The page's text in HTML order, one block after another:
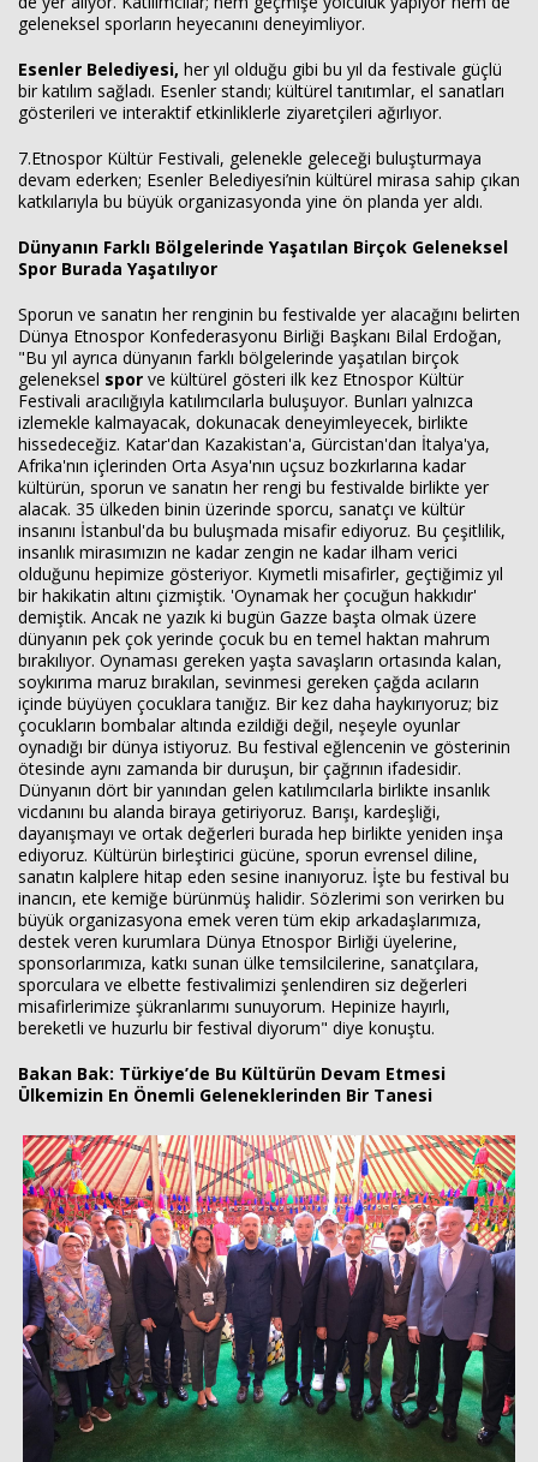
geleneksel sporların heyecanını deneyimliyor.
Esenler Belediyesi, her yıl olduğu gibi bu yıl da festivale güçlü
bir katılım sağladı. Esenler standı; kültürel tanıtımlar, el sanatları
gösterileri ve interaktif etkinliklerle ziyaretçileri ağırlıyor.
7.Etnospor Kültür Festivali, gelenekle geleceği buluşturmaya
devam ederken; Esenler Belediyesi’nin kültürel mirasa sahip çıkan
katkılarıyla bu büyük organizasyonda yine ön planda yer aldı.
Dünyanın Farklı Bölgelerinde Yaşatılan Birçok Geleneksel
Spor Burada Yaşatılıyor
Sporun ve sanatın her renginin bu festivalde yer alacağını belirten
Dünya Etnospor Konfederasyonu Birliği Başkanı Bilal Erdoğan,
"Bu yıl ayrıca dünyanın farklı bölgelerinde yaşatılan birçok
geleneksel spor ve kültürel gösteri ilk kez Etnospor Kültür
Festivali aracılığıyla katılımcılarla buluşuyor. Bunları yalnızca
izlemekle kalmayacak, dokunacak deneyimleyecek, birlikte
hissedeceğiz. Katar'dan Kazakistan'a, Gürcistan'dan İtalya'ya,
Afrika'nın içlerinden Orta Asya'nın uçsuz bozkırlarına kadar
kültürün, sporun ve sanatın her rengi bu festivalde birlikte yer
alacak. 35 ülkeden binin üzerinde sporcu, sanatçı ve kültür
insanını İstanbul'da bu buluşmada misafir ediyoruz. Bu çeşitlilik,
insanlık mirasımızın ne kadar zengin ne kadar ilham verici
olduğunu hepimize gösteriyor. Kıymetli misafirler, geçtiğimiz yıl
bir hakikatin altını çizmiştik. 'Oynamak her çocuğun hakkıdır'
demiştik. Ancak ne yazık ki bugün Gazze başta olmak üzere
dünyanın pek çok yerinde çocuk bu en temel haktan mahrum
bırakılıyor. Oynaması gereken yaşta savaşların ortasında kalan,
soykırıma maruz bırakılan, sevinmesi gereken çağda acıların
içinde büyüyen çocuklara tanığız. Bir kez daha haykırıyoruz; biz
çocukların bombalar altında ezildiği değil, neşeyle oyunlar
oynadığı bir dünya istiyoruz. Bu festival eğlencenin ve gösterinin
ötesinde aynı zamanda bir duruşun, bir çağrının ifadesidir.
Dünyanın dört bir yanından gelen katılımcılarla birlikte insanlık
vicdanını bu alanda biraya getiriyoruz. Barışı, kardeşliği,
dayanışmayı ve ortak değerleri burada hep birlikte yeniden inşa
ediyoruz. Kültürün birleştirici gücüne, sporun evrensel diline,
sanatın kalplere hitap eden sesine inanıyoruz. İşte bu festival bu
inancın, ete kemiğe bürünmüş halidir. Sözlerimi son verirken bu
büyük organizasyona emek veren tüm ekip arkadaşlarımıza,
destek veren kurumlara Dünya Etnospor Birliği üyelerine,
sponsorlarımıza, katkı sunan ülke temsilcilerine, sanatçılara,
sporculara ve elbette festivalimizi şenlendiren siz değerleri
misafirlerimize şükranlarımı sunuyorum. Hepinize hayırlı,
bereketli ve huzurlu bir festival diyorum" diye konuştu.
Bakan Bak: Türkiye’de Bu Kültürün Devam Etmesi
Ülkemizin En Önemli Geleneklerinden Bir Tanesi